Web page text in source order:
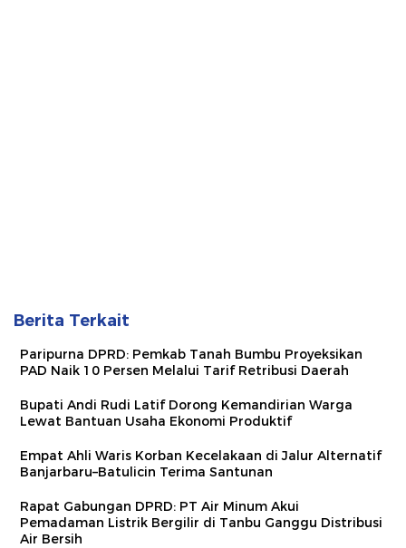
Berita Terkait
Paripurna DPRD: Pemkab Tanah Bumbu Proyeksikan
PAD Naik 10 Persen Melalui Tarif Retribusi Daerah
Bupati Andi Rudi Latif Dorong Kemandirian Warga
Lewat Bantuan Usaha Ekonomi Produktif
Empat Ahli Waris Korban Kecelakaan di Jalur Alternatif
Banjarbaru–Batulicin Terima Santunan
Rapat Gabungan DPRD: PT Air Minum Akui
Pemadaman Listrik Bergilir di Tanbu Ganggu Distribusi
Air Bersih